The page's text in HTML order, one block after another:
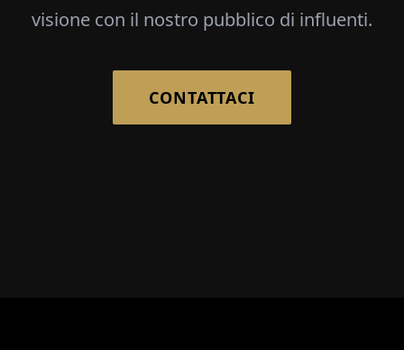
visione con il nostro pubblico di influenti.
CONTATTACI